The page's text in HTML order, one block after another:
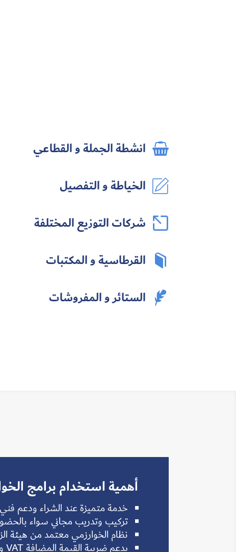
 انشطة الجملة و القطاعي
 الخياطة و التفصيل
 شركات التوزيع المختلفة
 القرطاسية و المكتبات
 الستائر و المفروشات
أهمية استخدام برامج
خدمة متميزة عند الشراء ودعم
تركيب وتدريب مجاني سواء
نظام الخوارزمي معتمد من هيئة
يدعم ضريبة القيمة المضافة VAT و الفاتورة الإلكترونية